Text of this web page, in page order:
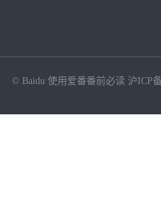
© Baidu 使用爱番番前必读 沪ICP